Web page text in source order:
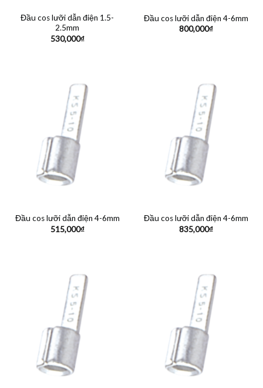
Đầu cos lưỡi dẫn điện 1.5-
2.5mm
530,000₫
Đầu cos lưỡi dẫn điện 4-6mm
800,000₫
Đầu cos lưỡi dẫn điện 4-6mm
515,000₫
Đầu cos lưỡi dẫn điện 4-6mm
835,000₫